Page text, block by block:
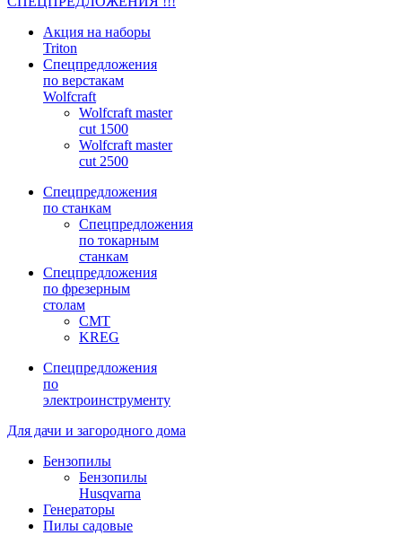
Акция на наборы
Triton
Спецпредложения
по верстакам
Wolfcraft
Wolfcraft master
cut 1500
Wolfcraft master
cut 2500
Спецпредложения
по станкам
Спецпредложения
по токарным
станкам
Спецпредложения
по фрезерным
столам
CMT
KREG
Спецпредложения
по
электроинструменту
Для дачи и загородного дома
Бензопилы
Бензопилы
Husqvarna
Генераторы
Пилы садовые